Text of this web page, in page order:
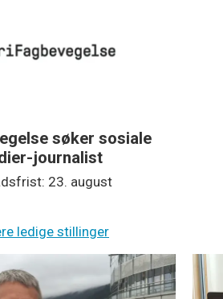
søker sosiale
journalist
23. august
ledige stillinger